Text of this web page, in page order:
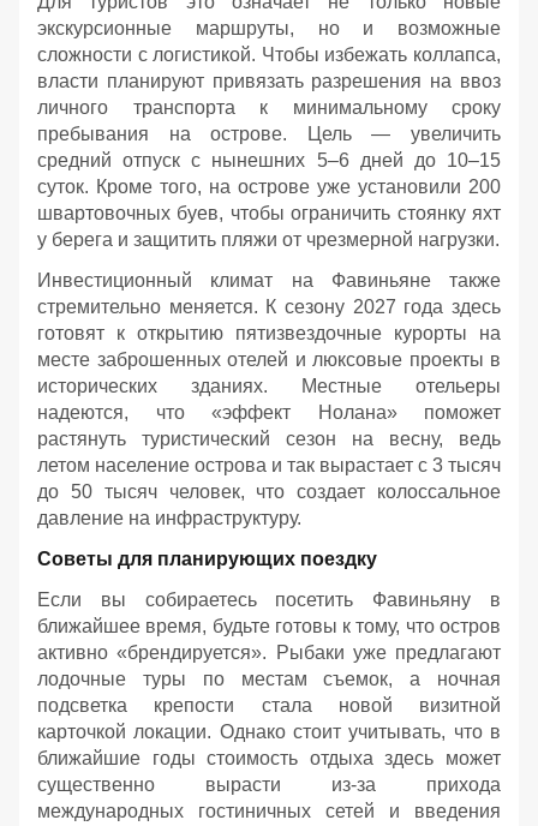
экскурсионные маршруты, но и возможные
сложности с логистикой. Чтобы избежать коллапса,
власти планируют привязать разрешения на ввоз
личного транспорта к минимальному сроку
пребывания на острове. Цель — увеличить
средний отпуск с нынешних 5–6 дней до 10–15
суток. Кроме того, на острове уже установили 200
швартовочных буев, чтобы ограничить стоянку яхт
у берега и защитить пляжи от чрезмерной нагрузки.
Инвестиционный климат на Фавиньяне также
стремительно меняется. К сезону 2027 года здесь
готовят к открытию пятизвездочные курорты на
месте заброшенных отелей и люксовые проекты в
исторических зданиях. Местные отельеры
надеются, что «эффект Нолана» поможет
растянуть туристический сезон на весну, ведь
летом население острова и так вырастает с 3 тысяч
до 50 тысяч человек, что создает колоссальное
давление на инфраструктуру.
Советы для планирующих поездку
Если вы собираетесь посетить Фавиньяну в
ближайшее время, будьте готовы к тому, что остров
активно «брендируется». Рыбаки уже предлагают
лодочные туры по местам съемок, а ночная
подсветка крепости стала новой визитной
карточкой локации. Однако стоит учитывать, что в
ближайшие годы стоимость отдыха здесь может
существенно вырасти из-за прихода
международных гостиничных сетей и введения